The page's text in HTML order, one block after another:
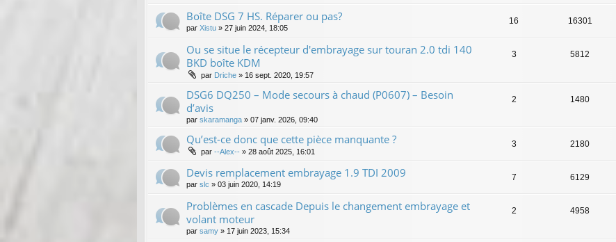
Boîte DSG 7 HS. Réparer ou pas?
par Xistu » 27 juin 2024, 18:05
16 16301
Ou se situe le récepteur d'embrayage sur touran 2.0 tdi 140
BKD boîte KDM
par Driche » 16 sept. 2020, 19:57
3 5812
DSG6 DQ250 – Mode secours à chaud (P0607) – Besoin
d’avis
par skaramanga » 07 janv. 2026, 09:40
2 1480
Qu’est-ce donc que cette pièce manquante ?
par --Alex-- » 28 août 2025, 16:01
3 2180
Devis remplacement embrayage 1.9 TDI 2009
par slc » 03 juin 2020, 14:19
7 6129
Problèmes en cascade Depuis le changement embrayage et
volant moteur
par samy » 17 juin 2023, 15:34
2 4958